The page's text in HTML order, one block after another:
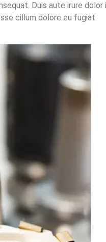
Duis aute irure dolor
cillum dolore eu fugiat